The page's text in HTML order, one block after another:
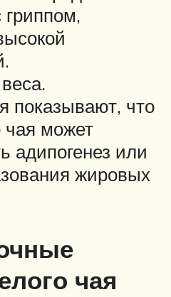
показывают, что
чая может
адипогенез или
жировых
чая